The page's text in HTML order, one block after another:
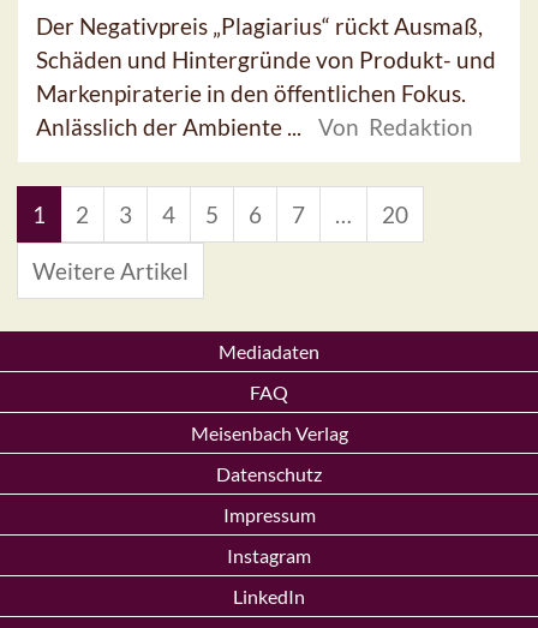
Der Negativpreis „Plagiarius“ rückt Ausmaß,
Schäden und Hintergründe von Produkt- und
Markenpiraterie in den öffentlichen Fokus.
Anlässlich der Ambiente ...
Von Redaktion
1 2 3 4 5 6 7 … 20
Weitere Artikel
Mediadaten
FAQ
Meisenbach Verlag
Datenschutz
Impressum
Instagram
LinkedIn